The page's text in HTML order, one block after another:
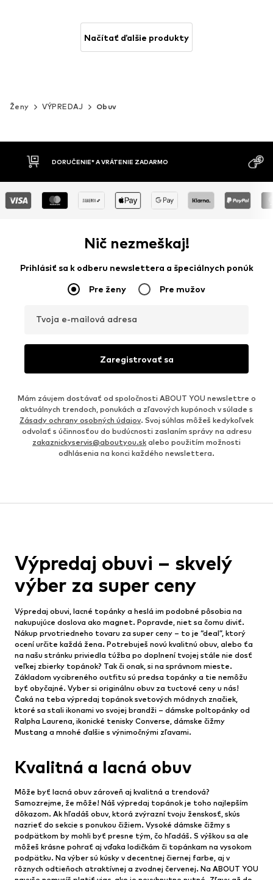
Načítať ďalšie produkty
Ženy VÝPREDAJ Obuv
DOBIERKA
MOŽNOSŤ
Nič nezmeškaj!
Prihlásiť sa k odberu newslettera a špeciálnych ponúk
Pre ženy Pre mužov
Tvoja e-mailová adresa
Zaregistrovať sa
Mám záujem dostávať od spoločnosti ABOUT YOU newslettre o
aktuálnych trendoch, ponukách a zľavových kupónoch v súlade s
Zásady ochrany osobných údajov. Svoj súhlas môžeš kedykoľvek
odvolať s účinnosťou do budúcnosti zaslaním správy na adresu
zakaznickyservis@aboutyou.sk alebo použitím možnosti
odhlásenia na konci každého newslettera.
Výpredaj obuvi – skvelý
výber za super ceny
Výpredaj obuvi, lacné topánky a heslá im podobné pôsobia na
nakupujúce doslova ako magnet. Popravde, niet sa čomu diviť.
Nákup prvotriedneho tovaru za super ceny – to je “deal”, ktorý
ocení určite každá žena. Potrebuješ novú kvalitnú obuv, alebo ťa
na našu stránku priviedla túžba po doplnení tvojej stále nie dosť
veľkej zbierky topánok? Tak či onak, si na správnom mieste.
Základom vycibreného outfitu sú predsa topánky a tie nemôžu
byť obyčajné. Vyber si originálnu obuv za tuctové ceny u nás!
Čaká na teba výpredaj topánok svetových módnych značiek,
ktoré sa stali ikonami vo svojej brandži – dámske poltopánky od
Ralpha Laurena, ikonické tenisky Converse, dámske čižmy
Mustang a mnohé ďalšie s výnimočnými zľavami.
Kvalitná a lacná obuv
Môže byť lacná obuv zároveň aj kvalitná a trendová?
Samozrejme, že môže! Náš výpredaj topánok je toho najlepším
dôkazom. Ak hľadáš obuv, ktorá zvýrazní tvoju ženskosť, skús
nazrieť do sekcie s ponukou čižiem. Vysoké dámske čižmy s
podpätkom by mohli byť presne tým, čo hľadáš. S výškou sa ale
môžeš krásne pohrať aj vďaka lodičkám či topánkam na vysokom
podpätku. Na výber sú kúsky v decentnej čiernej farbe, aj v
rôznych odtieňoch atraktívnej a zvodnej červenej. Na ABOUT YOU